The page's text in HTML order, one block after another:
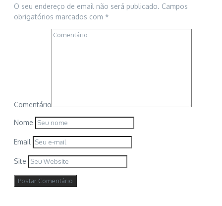
O seu endereço de email não será publicado. Campos
obrigatórios marcados com *
Comentário
Nome
Email
Site